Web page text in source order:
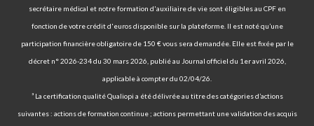
secrétaire médical et notre formation d'auxiliaire de vie sont éligibles au CPF en
fonction de votre crédit d'euros disponible sur la plateforme. Il est noté qu’une
participation financière obligatoire de 150 € vous sera demandée. Elle est fixée par le
décret n° 2026-234 du 30 mars 2026, publié au Journal officiel du 1er avril 2026,
applicable à compter du 02/04/26.
³ La certification qualité Qualiopi a été délivrée au titre des catégories d’actions
suivantes : actions de formation continue ; actions permettant une validation des acquis